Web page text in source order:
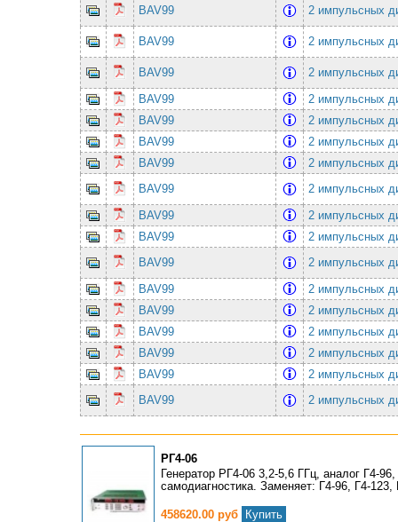
BAV99
2 импульсных
BAV99 2 импульсных
BAV99
2 импульсных
BAV99
2 импульсных
BAV99
2 импульсных
BAV99
2 импульсных
BAV99
2 импульсных
BAV99
2 импульсных
BAV99
2 импульсных
BAV99
2 импульсных
BAV99
2 импульсных
BAV99
2 импульсных
BAV99
2 импульсных
BAV99
2 импульсных
BAV99
2 импульсных
BAV99
2 импульсных
BAV99
2 импульсных
РГ4-06
Генератор РГ4-06 3,2-5,6 ГГц, аналог Г4-
самодиагностика. Заменяет: Г4-96, Г4-123,
458620.00 руб Купить